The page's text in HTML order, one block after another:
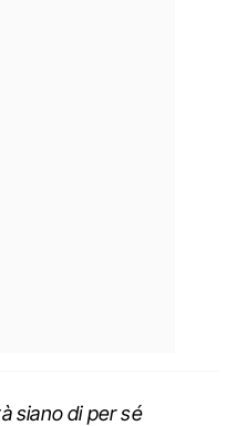
siano di per sé